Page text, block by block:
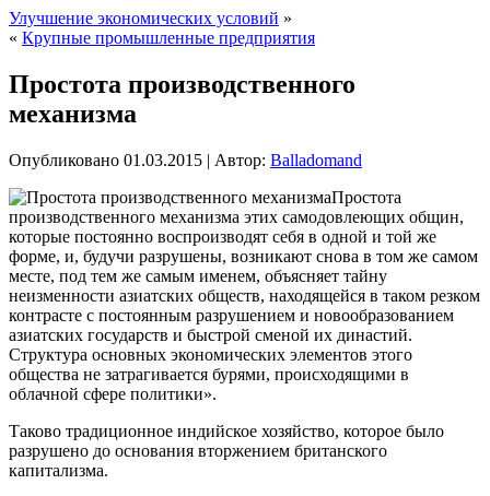
Улучшение экономических условий »
« Крупные промышленные предприятия
Простота производственного
механизма
Опубликовано 01.03.2015 | Автор: Balladomand
Простота
производственного механизма этих самодовлеющих общин,
которые постоянно воспроизводят себя в одной и той же
форме, и, будучи разрушены, возникают снова в том же самом
месте, под тем же самым именем, объясняет тайну
неизменности азиатских обществ, находящейся в таком резком
контрасте с постоянным разрушением и новообразованием
азиатских государств и быстрой сменой их династий.
Структура основных экономических элементов этого
общества не затрагивается бурями, происходящими в
облачной сфере политики».
Таково традиционное индийское хозяйство, которое было
разрушено до основания вторжением британского
капитализма.